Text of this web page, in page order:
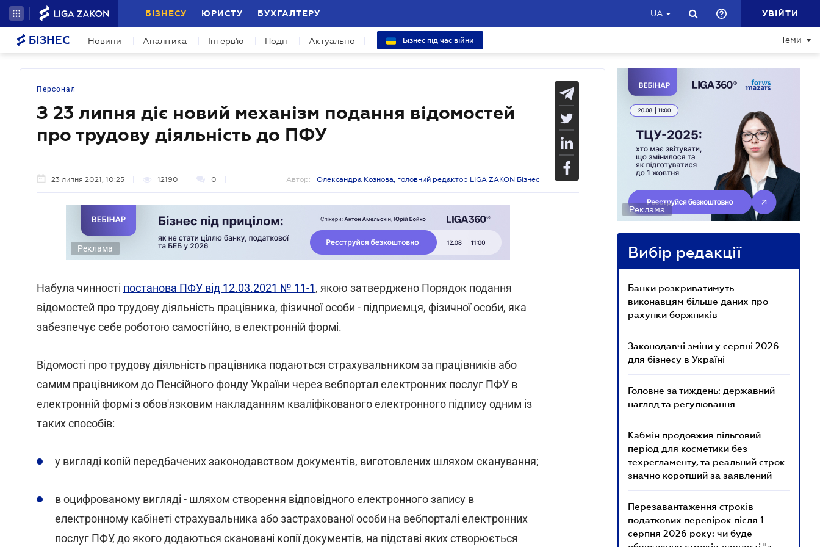
БІЗНЕСУ ЮРИСТУ БУХГАЛТЕРУ UA УВІЙТИ
БІЗНЕС Новини Аналітика Інтерв'ю Події Актуально Бізнес під час війни Теми
Персонал
З 23 липня діє новий механізм подання відомостей
про трудову діяльність до ПФУ
23 липня 2021, 10:25 12190 0 Автор: Олександра Кознова, головний редактор LIGA ZAKON Бізнес
Реклама
Набула чинності постанова ПФУ від 12.03.2021 № 11-1, якою затверджено Порядок подання
відомостей про трудову діяльність працівника, фізичної особи - підприємця, фізичної особи, яка
забезпечує себе роботою самостійно, в електронній формі.
Відомості про трудову діяльність працівника подаються страхувальником за працівників або
самим працівником до Пенсійного фонду України через вебпортал електронних послуг ПФУ в
електронній формі з обов'язковим накладанням кваліфікованого електронного підпису одним із
таких способів:
у вигляді копій передбачених законодавством документів, виготовлених шляхом сканування;
в оцифрованому вигляді - шляхом створення відповідного електронного запису в
електронному кабінеті страхувальника або застрахованої особи на вебпорталі електронних
послуг ПФУ, до якого додаються скановані копії документів, на підставі яких створюється
Реклама
Вибір редакції
Банки розкриватимуть
виконавцям більше даних про
рахунки боржників
Законодавчі зміни у серпні 2026
для бізнесу в Україні
Головне за тиждень: державний
нагляд та регулювання
Кабмін продовжив пільговий
період для косметики без
техрегламенту, та реальний строк
значно коротший за заявлений
Перезавантаження строків
податкових перевірок після 1
серпня 2026 року: чи буде